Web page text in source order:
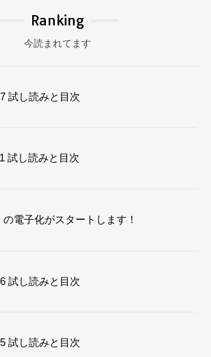
Ranking
今読まれてます
試し読みと目次
試し読みと目次
電子化がスタートします！
試し読みと目次
試し読みと目次